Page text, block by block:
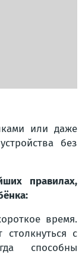
или даже
без
правилах,
время.
с
способны